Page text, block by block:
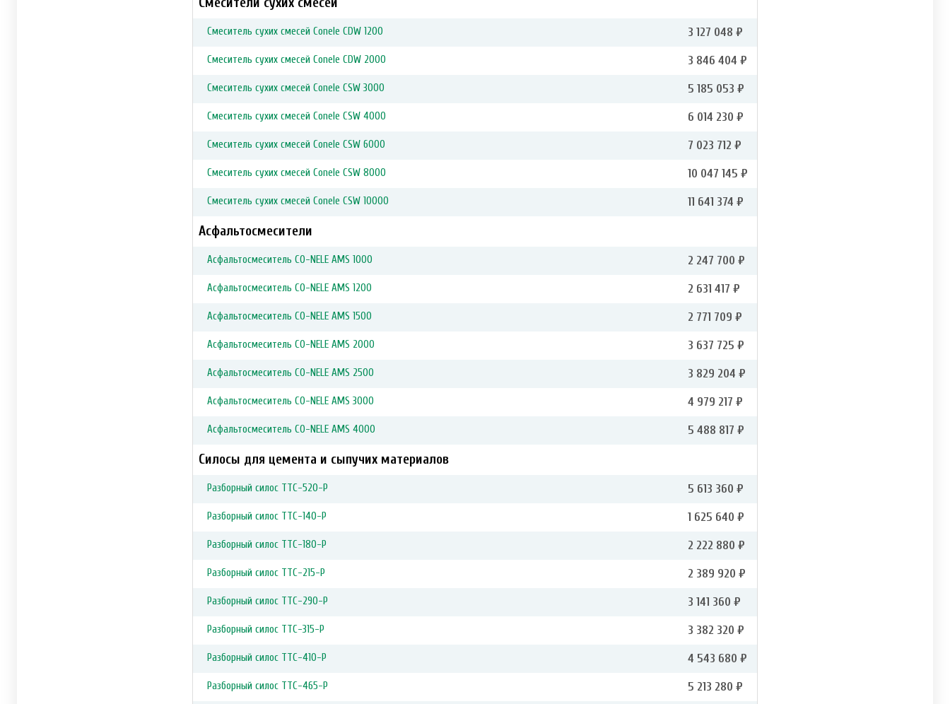
Смеситель сухих смесей Conele CDW 1200 3 127 048 ₽
Смеситель сухих смесей Conele CDW 2000 3 846 404 ₽
Смеситель сухих смесей Conele CSW 3000 5 185 053 ₽
Смеситель сухих смесей Conele CSW 4000 6 014 230 ₽
Смеситель сухих смесей Conele CSW 6000 7 023 712 ₽
Смеситель сухих смесей Conele CSW 8000 10 047 145 ₽
Смеситель сухих смесей Conele CSW 10000 11 641 374 ₽
Асфальтосмесители
Асфальтосмеситель CO-NELE AMS 1000 2 247 700 ₽
Асфальтосмеситель CO-NELE AMS 1200 2 631 417 ₽
Асфальтосмеситель CO-NELE AMS 1500 2 771 709 ₽
Асфальтосмеситель CO-NELE AMS 2000 3 637 725 ₽
Асфальтосмеситель CO-NELE AMS 2500 3 829 204 ₽
Асфальтосмеситель CO-NELE AMS 3000 4 979 217 ₽
Асфальтосмеситель CO-NELE AMS 4000 5 488 817 ₽
Силосы для цемента и сыпучих материалов
Разборный силос ТТС-520-Р 5 613 360 ₽
Разборный силос ТТС-140-Р 1 625 640 ₽
Разборный силос ТТС-180-Р 2 222 880 ₽
Разборный силос ТТС-215-Р 2 389 920 ₽
Разборный силос ТТС-290-Р 3 141 360 ₽
Разборный силос ТТС-315-Р 3 382 320 ₽
Разборный силос ТТС-410-Р 4 543 680 ₽
Разборный силос ТТС-465-Р 5 213 280 ₽